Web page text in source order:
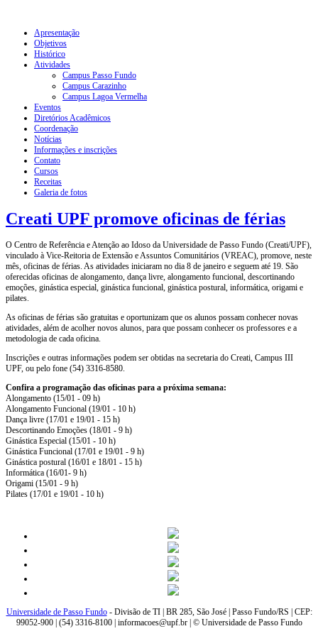
Apresentação
Objetivos
Histórico
Atividades
Campus Passo Fundo
Campus Carazinho
Campus Lagoa Vermelha
Eventos
Diretórios Acadêmicos
Coordenação
Notícias
Informações e inscrições
Contato
Cursos
Receitas
Galeria de fotos
Creati UPF promove oficinas de férias
O Centro de Referência e Atenção ao Idoso da Universidade de Passo Fundo (Creati/UPF),
vinculado à Vice-Reitoria de Extensão e Assuntos Comunitários (VREAC), promove, neste
mês, oficinas de férias. As atividades iniciaram no dia 8 de janeiro e seguem até 19. São
oferecidas oficinas de alongamento, dança livre, alongamento funcional, descortinando
emoções, ginástica especial, ginástica funcional, ginástica postural, informática, origami e
pilates.
As oficinas de férias são gratuitas e oportunizam que os alunos possam conhecer novas
atividades, além de acolher novos alunos, para que possam conhecer os professores e a
metodologia de cada oficina.
Inscrições e outras informações podem ser obtidas na secretaria do Creati, Campus III
UPF, ou pelo fone (54) 3316-8580.
Confira a programação das oficinas para a próxima semana:
Alongamento (15/01 - 09 h)
Alongamento Funcional (19/01 - 10 h)
Dança livre (17/01 e 19/01 - 15 h)
Descortinando Emoções (18/01 - 9 h)
Ginástica Especial (15/01 - 10 h)
Ginástica Funcional (17/01 e 19/01 - 9 h)
Ginástica postural (16/01 e 18/01 - 15 h)
Informática (16/01- 9 h)
Origami (15/01 - 9 h)
Pilates (17/01 e 19/01 - 10 h)
Universidade de Passo Fundo- Divisão de TI | BR 285, São José | Passo Fundo/RS | CEP:
99052-900 | (54) 3316-8100 | informacoes@upf.br | © Universidade de Passo Fundo